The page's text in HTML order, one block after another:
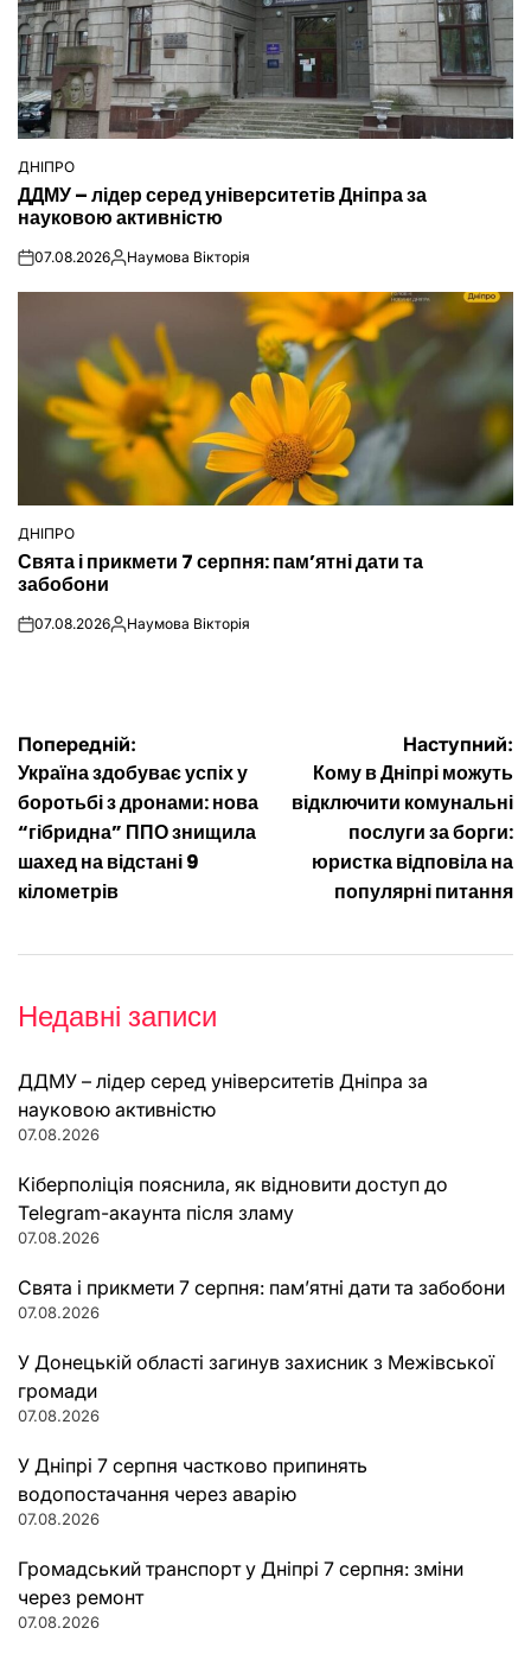
ОПУБЛІКУВАТИ
У
ДНІПРО
ДДМУ – лідер серед університетів Дніпра за
науковою активністю
on07.08.2026Опубліковано
Наумова Вікторія
ОПУБЛІКУВАТИ
У
ДНІПРО
Свята і прикмети 7 серпня: пам’ятні дати та
забобони
on07.08.2026Опубліковано
Наумова Вікторія
Навігація
записів
Попередній:
Україна здобуває успіх у
боротьбі з дронами: нова
“гібридна” ППО знищила
шахед на відстані 9
кілометрів
Наступний:
Кому в Дніпрі можуть
відключити комунальні
послуги за борги:
юристка відповіла на
популярні питання
Недавні записи
ДДМУ – лідер серед університетів Дніпра за
науковою активністю
07.08.2026
Кіберполіція пояснила, як відновити доступ до
Telegram-акаунта після зламу
07.08.2026
Свята і прикмети 7 серпня: пам’ятні дати та забобони
07.08.2026
У Донецькій області загинув захисник з Межівської
громади
07.08.2026
У Дніпрі 7 серпня частково припинять
водопостачання через аварію
07.08.2026
Громадський транспорт у Дніпрі 7 серпня: зміни
через ремонт
07.08.2026